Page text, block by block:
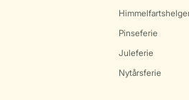
Pinseferie
Juleferie
Nytårsferie